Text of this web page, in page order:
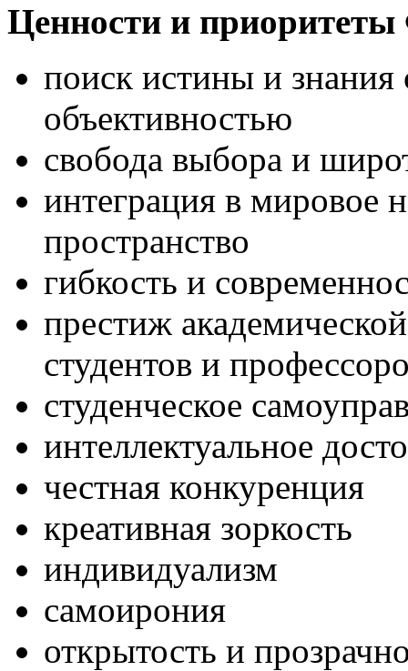
Ценности и
поиск истины и
объективностью
свобода выбора и
интеграция в мировое
пространство
гибкость и
престиж
студентов и
студенческое
интеллектуальное
честная конкуренция
креативная зоркость
индивидуализм
самоирония
открытость и